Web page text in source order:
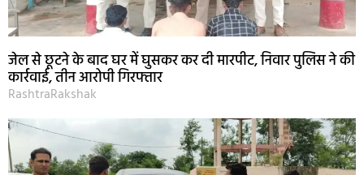
जेल से छूटने के बाद घर में घुसकर कर दी मारपीट, निवार पुलिस ने की
कार्रवाई, तीन आरोपी गिरफ्तार
RashtraRakshak